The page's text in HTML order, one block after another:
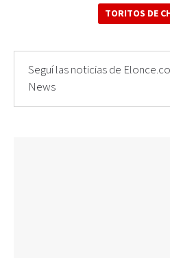
TORITOS DE
Seguí las noticias de
News